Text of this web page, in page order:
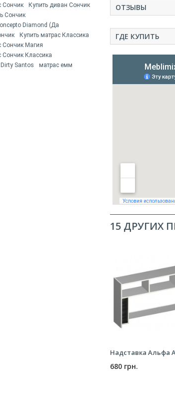
Сончик
Купить диван Сончик
Сончик
Diamond (Да
Купить матрас Классика
Сончик Магия
Сончик Классика
Santos
матрас емм
ОТЗЫВЫ
ГДЕ КУПИТЬ
15 ДРУГИХ
Надставка Альфа
680 грн.